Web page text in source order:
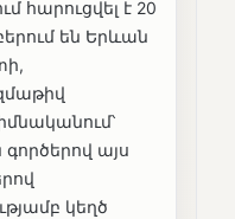
հարուցվել է 20
են Երևան
այս
կեղծ